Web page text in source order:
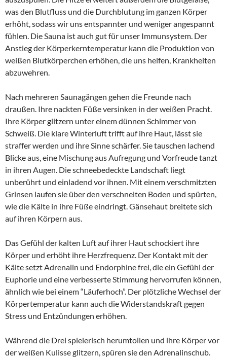
was den Blutfluss und die Durchblutung im ganzen Körper
erhöht, sodass wir uns entspannter und weniger angespannt
fühlen. Die Sauna ist auch gut für unser Immunsystem. Der
Anstieg der Körperkerntemperatur kann die Produktion von
weißen Blutkörperchen erhöhen, die uns helfen, Krankheiten
abzuwehren.
Nach mehreren Saunagängen gehen die Freunde nach
draußen. Ihre nackten Füße versinken in der weißen Pracht.
Ihre Körper glitzern unter einem dünnen Schimmer von
Schweiß. Die klare Winterluft trifft auf ihre Haut, lässt sie
straffer werden und ihre Sinne schärfer. Sie tauschen lachend
Blicke aus, eine Mischung aus Aufregung und Vorfreude tanzt
in ihren Augen. Die schneebedeckte Landschaft liegt
unberührt und einladend vor ihnen. Mit einem verschmitzten
Grinsen laufen sie über den verschneiten Boden und spürten,
wie die Kälte in ihre Füße eindringt. Gänsehaut breitete sich
auf ihren Körpern aus.
Das Gefühl der kalten Luft auf ihrer Haut schockiert ihre
Körper und erhöht ihre Herzfrequenz. Der Kontakt mit der
Kälte setzt Adrenalin und Endorphine frei, die ein Gefühl der
Euphorie und eine verbesserte Stimmung hervorrufen können,
ähnlich wie bei einem “Läuferhoch”. Der plötzliche Wechsel der
Körpertemperatur kann auch die Widerstandskraft gegen
Stress und Entzündungen erhöhen.
Während die Drei spielerisch herumtollen und ihre Körper vor
der weißen Kulisse glitzern, spüren sie den Adrenalinschub.